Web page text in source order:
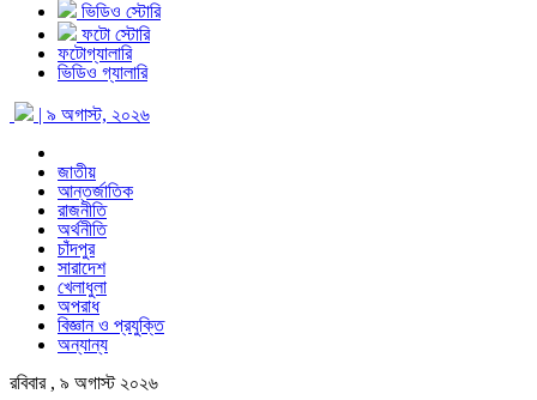
ভিডিও স্টোরি
ফটো স্টোরি
ফটোগ্যালারি
ভিডিও গ্যালারি
| ৯ অগাস্ট, ২০২৬
জাতীয়
আন্তর্জাতিক
রাজনীতি
অর্থনীতি
চাঁদপুর
সারাদেশ
খেলাধুলা
অপরাধ
বিজ্ঞান ও প্রযুক্তি
অন্যান্য
রবিবার , ৯ অগাস্ট ২০২৬